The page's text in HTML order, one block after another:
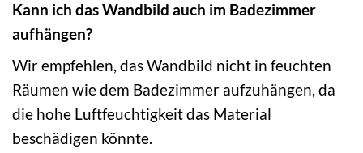
Kann ich das Wandbild auch im Badezimmer
aufhängen?
Wir empfehlen, das Wandbild nicht in feuchten
Räumen wie dem Badezimmer aufzuhängen, da
die hohe Luftfeuchtigkeit das Material
beschädigen könnte.